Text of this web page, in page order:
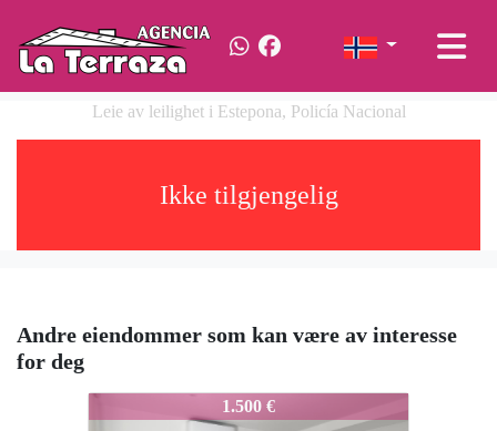
Leie av leilighet i Estepona, Policía Nacional
Ikke tilgjengelig
Andre eiendommer som kan være av interesse
for deg
1.500 €